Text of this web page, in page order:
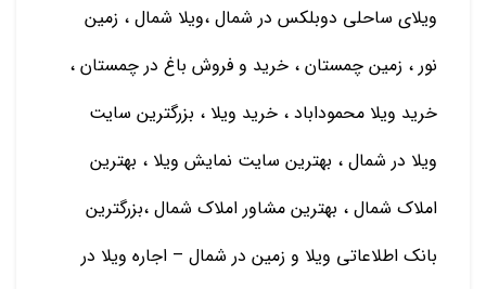
ویلای ساحلی دوبلکس در شمال ،ویلا شمال ، زمین
نور ، زمین چمستان ، خرید و فروش باغ در چمستان ،
خرید ویلا محموداباد ، خرید ویلا ، بزرگترین سایت
ویلا در شمال ، بهترین سایت نمایش ویلا ، بهترین
املاک شمال ، بهترین مشاور املاک شمال ،بزرگترین
بانک اطلاعاتی ویلا و زمین در شمال – اجاره ویلا در